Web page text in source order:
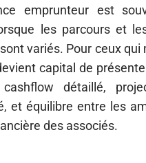
emprunteur est
les parcours et
variés. Pour ceux qui
capital de
détaillé,
et équilibre entre les
des associés.